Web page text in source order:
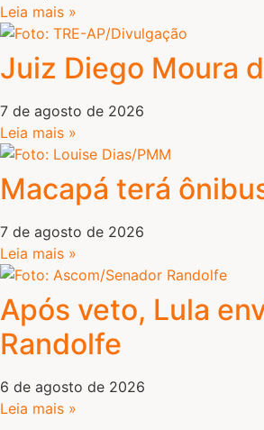
Leia mais »
Juiz Diego Moura
7 de agosto de 2026
Leia mais »
Macapá terá
7 de agosto de 2026
Leia mais »
Após veto, Lula
Randolfe
6 de agosto de 2026
Leia mais »